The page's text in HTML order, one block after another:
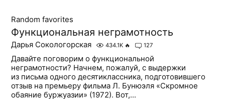
Random favorites
Функциональная неграмотность
Дарья Сокологорская 434.1K 🔥 127
Давайте поговорим о функциональной
неграмотности? Начнем, пожалуй, с выдержки
из письма одного десятиклассника, подготовившего
отзыв на премьеру фильма Л. Бунюэля «Скромное
обаяние буржуазии» (1972). Вот,...